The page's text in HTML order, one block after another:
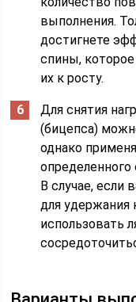
выполнения.
достигнете
спины,
их к росту.
Для снятия
(бицепса)
однако
В случае, если
для удержания
использовать